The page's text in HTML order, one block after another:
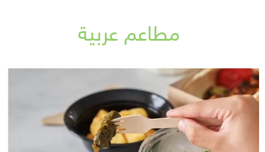
مطاعم عربية